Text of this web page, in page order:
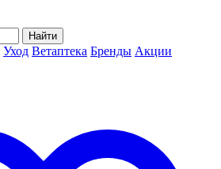
Найти
Уход Ветаптека Бренды Акции